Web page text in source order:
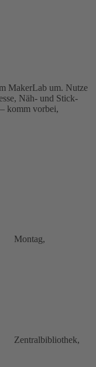
MakerLab um. Nutze
Näh- und Stick-
komm vorbei,
Montag,
Zentralbibliothek,